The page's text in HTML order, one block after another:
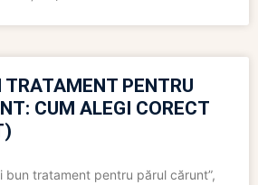
TRATAMENT PENTRU
CUM ALEGI CORECT
bun tratament pentru părul cărunt”,